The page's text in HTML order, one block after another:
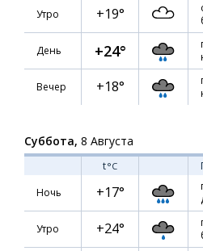
Утро +19°
День +24°
Вечер +18°
Суббота, 8 Августа
t°C
Ночь
+17°
Утро +24°